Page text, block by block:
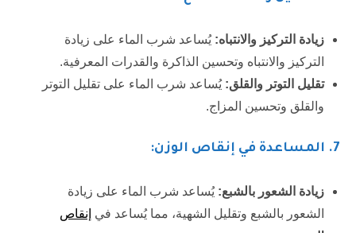
زيادة التركيز والانتباه: يُساعد شرب الماء على زيادة
التركيز والانتباه وتحسين الذاكرة والقدرات المعرفية.
تقليل التوتر والقلق: يُساعد شرب الماء على تقليل التوتر
والقلق وتحسين المزاج.
7. المساعدة في إنقاص الوزن:
زيادة الشعور بالشبع: يُساعد شرب الماء على زيادة
الشعور بالشبع وتقليل الشهية، مما يُساعد في إنقاص